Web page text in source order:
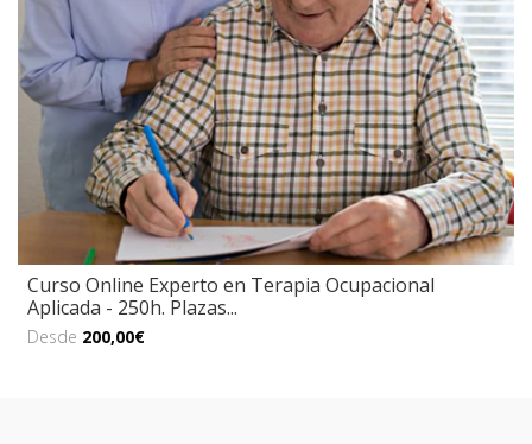
Curso Online Experto en Terapia Ocupacional
Aplicada - 250h. Plazas...
Desde 200,00€